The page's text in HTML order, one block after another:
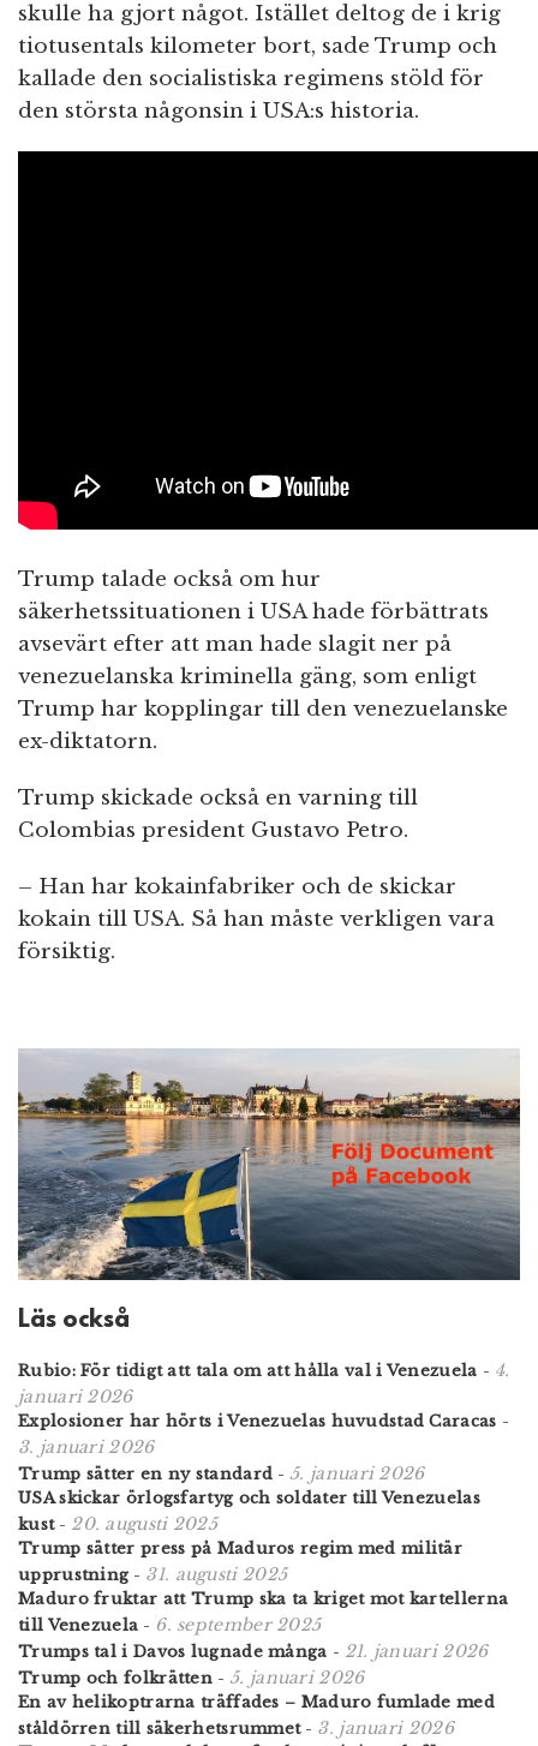
skulle ha gjort något. Istället deltog de i krig
tiotusentals kilometer bort, sade Trump och
kallade den socialistiska regimens stöld för
den största någonsin i USA:s historia.
Trump talade också om hur
säkerhetssituationen i USA hade förbättrats
avsevärt efter att man hade slagit ner på
venezuelanska kriminella gäng, som enligt
Trump har kopplingar till den venezuelanske
ex-diktatorn.
Trump skickade också en varning till
Colombias president Gustavo Petro.
– Han har kokainfabriker och de skickar
kokain till USA. Så han måste verkligen vara
försiktig.
Läs också
Rubio: För tidigt att tala om att hålla val i Venezuela - 4.
januari 2026
Explosioner har hörts i Venezuelas huvudstad Caracas -
3. januari 2026
Trump sätter en ny standard -5. januari 2026
USA skickar örlogsfartyg och soldater till Venezuelas
kust- 20. augusti 2025
Trump sätter press på Maduros regim med militär
upprustning- 31. augusti 2025
Maduro fruktar att Trump ska ta kriget mot kartellerna
till Venezuela - 6. september 2025
Trumps tal i Davos lugnade många - 21. januari 2026
Trump och folkrätten - 5. januari 2026
En av helikoptrarna träffades – Maduro fumlade med
ståldörren till säkerhetsrummet- 3. januari 2026